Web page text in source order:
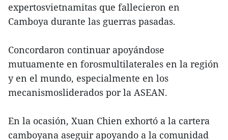
expertosvietnamitas que fallecieron en
Camboya durante las guerras pasadas.
Concordaron continuar apoyándose
mutuamente en forosmultilaterales en la región
y en el mundo, especialmente en los
mecanismosliderados por la ASEAN.
En la ocasión, Xuan Chien exhortó a la cartera
camboyana aseguir apoyando a la comunidad